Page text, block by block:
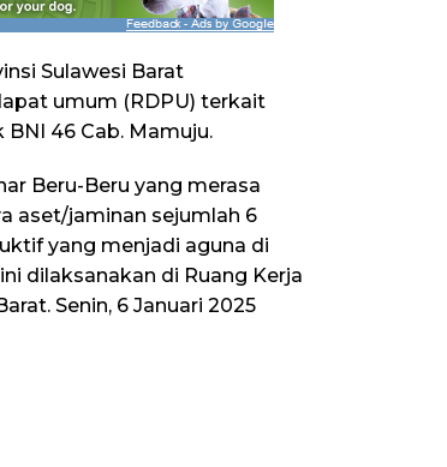
Sulawesi Barat
umum (RDPU) terkait
46 Cab. Mamuju.
Beru-Beru yang merasa
aset/jaminan sejumlah 6
yang menjadi aguna di
dilaksanakan di Ruang Kerja
Senin, 6 Januari 2025